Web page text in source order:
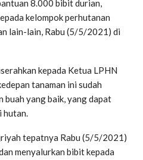
8.000 bibit durian,
kelompok perhutanan
lain-lain, Rabu (5/5/2021) di
kepada Ketua LPHN
tanaman ini sudah
buah yang baik, yang dapat
hutan.
tepatnya Rabu (5/5/2021)
menyalurkan bibit kepada